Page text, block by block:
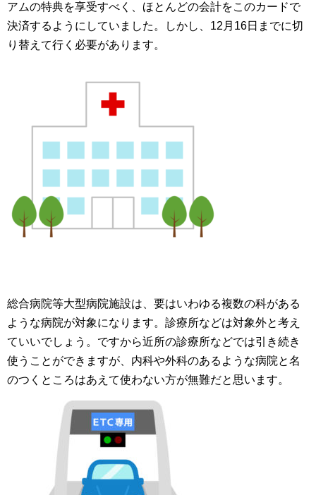
アムの特典を享受すべく、ほとんどの会計をこのカードで
決済するようにしていました。しかし、12月16日までに切
り替えて行く必要があります。
総合病院等大型病院施設は、要はいわゆる複数の科がある
ような病院が対象になります。診療所などは対象外と考え
ていいでしょう。ですから近所の診療所などでは引き続き
使うことができますが、内科や外科のあるような病院と名
のつくところはあえて使わない方が無難だと思います。